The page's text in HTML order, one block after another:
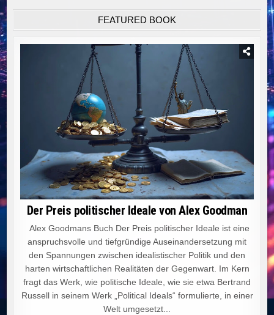
FEATURED BOOK
Der Preis politischer Ideale von Alex Goodman
Alex Goodmans Buch Der Preis politischer Ideale ist eine
anspruchsvolle und tiefgründige Auseinandersetzung mit
den Spannungen zwischen idealistischer Politik und den
harten wirtschaftlichen Realitäten der Gegenwart. Im Kern
fragt das Werk, wie politische Ideale, wie sie etwa Bertrand
Russell in seinem Werk „Political Ideals“ formulierte, in einer
Welt umgesetzt...